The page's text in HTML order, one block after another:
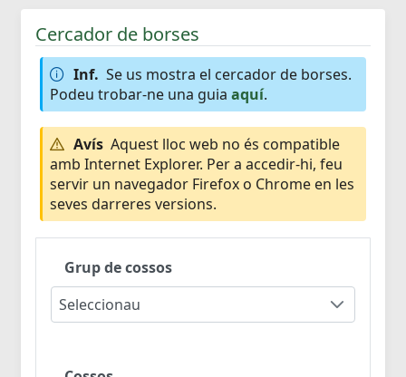
Cercador de borses
Inf. Se us mostra el cercador de borses.
Podeu trobar-ne una guia aquí.
Avís Aquest lloc web no és compatible
amb Internet Explorer. Per a accedir-hi, feu
servir un navegador Firefox o Chrome en les
seves darreres versions.
Grup de cossos
Seleccionau